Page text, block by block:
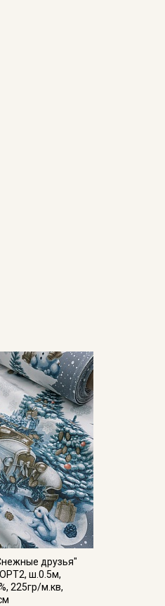
друзья"
ш.0.5м,
225гр/м.кв,